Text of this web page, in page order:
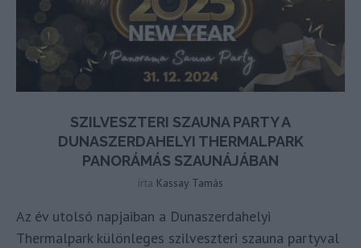
SZILVESZTERI SZAUNA PARTY A
DUNASZERDAHELYI THERMALPARK
PANORÁMÁS SZAUNÁJÁBAN
írta Kassay Tamás
Az év utolsó napjaiban a Dunaszerdahelyi
Thermalpark különleges szilveszteri szauna partyval